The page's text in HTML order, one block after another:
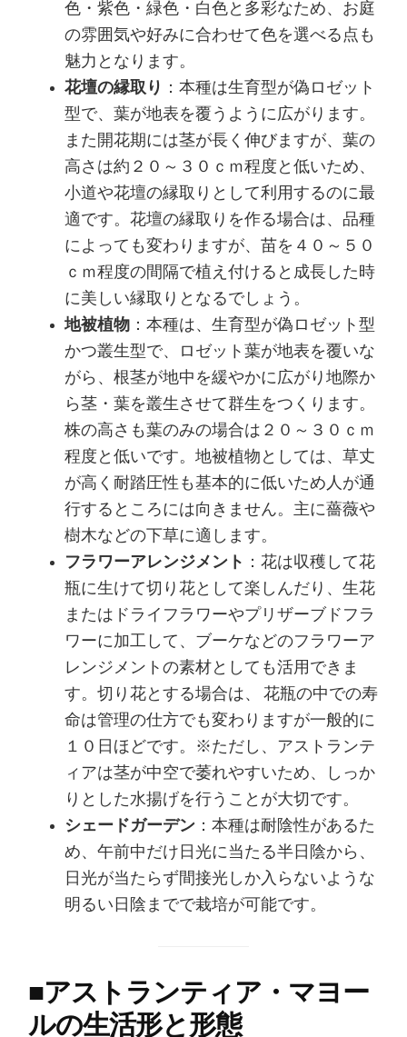
色・紫色・緑色・白色と多彩なため、お庭
の雰囲気や好みに合わせて色を選べる点も
魅力となります。
花壇の縁取り
：本種は生育型が偽ロゼット
型で、葉が地表を覆うように広がります。
また開花期には茎が長く伸びますが、葉の
高さは約２０～３０ｃｍ程度と低いため、
小道や花壇の縁取りとして利用するのに最
適です。花壇の縁取りを作る場合は、品種
によっても変わりますが、苗を４０～５０
ｃｍ程度の間隔で植え付けると成長した時
に美しい縁取りとなるでしょう。
地被植物 ：本種は、生育型が偽ロゼット型
かつ叢生型で、ロゼット葉が地表を覆いな
がら、根茎が地中を緩やかに広がり地際か
ら茎・葉を叢生させて群生をつくります。
株の高さも葉のみの場合は２０～３０ｃｍ
程度と低いです。地被植物としては、草丈
が高く耐踏圧性も基本的に低いため人が通
行するところには向きません。主に薔薇や
樹木などの下草に適します。
フラワーアレンジメント
：花は収穫して花
瓶に生けて切り花として楽しんだり、生花
またはドライフラワーやプリザーブドフラ
ワーに加工して、ブーケなどのフラワーア
レンジメントの素材としても活用できま
す。切り花とする場合は、 花瓶の中での寿
命は管理の仕方でも変わりますが一般的に
１０日ほどです。※ただし、アストランテ
ィアは茎が中空で萎れやすいため、しっか
りとした水揚げを行うことが大切です。
シェードガーデン ：本種は耐陰性があるた
め、午前中だけ日光に当たる半日陰から、
日光が当たらず間接光しか入らないような
明るい日陰までで栽培が可能です。
■アストランティア・マヨー
ルの生活形と形態